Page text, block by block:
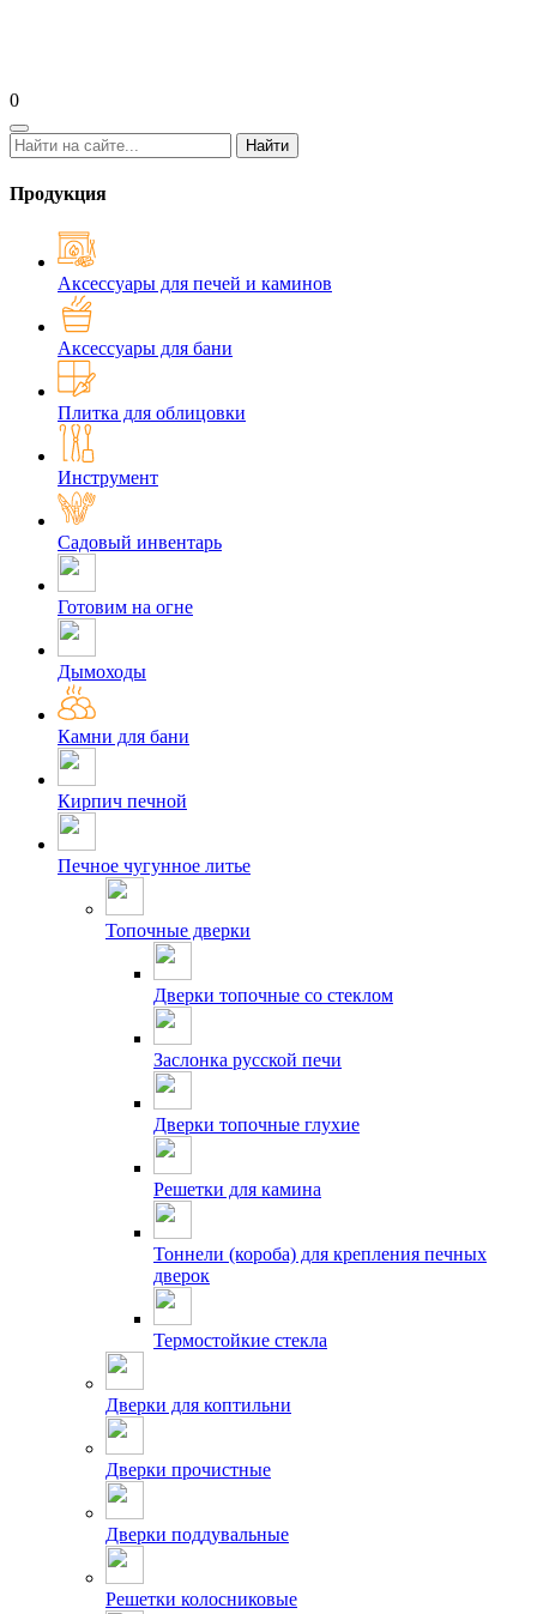
0
Найти
Продукция
Аксессуары для печей и каминов
Аксессуары для бани
Плитка для облицовки
Инструмент
Садовый инвентарь
Готовим на огне
Дымоходы
Камни для бани
Кирпич печной
Печное чугунное литье
Топочные дверки
Дверки топочные со стеклом
Заслонка русской печи
Дверки топочные глухие
Решетки для камина
Тоннели (короба) для крепления печных
дверок
Термостойкие стекла
Дверки для коптильни
Дверки прочистные
Дверки поддувальные
Решетки колосниковые